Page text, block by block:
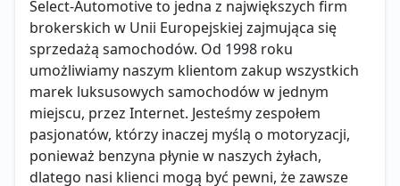
Select-Automotive to jedna z największych firm
brokerskich w Unii Europejskiej zajmująca się
sprzedażą samochodów. Od 1998 roku
umożliwiamy naszym klientom zakup wszystkich
marek luksusowych samochodów w jednym
miejscu, przez Internet. Jesteśmy zespołem
pasjonatów, którzy inaczej myślą o motoryzacji,
ponieważ benzyna płynie w naszych żyłach,
dlatego nasi klienci mogą być pewni, że zawsze